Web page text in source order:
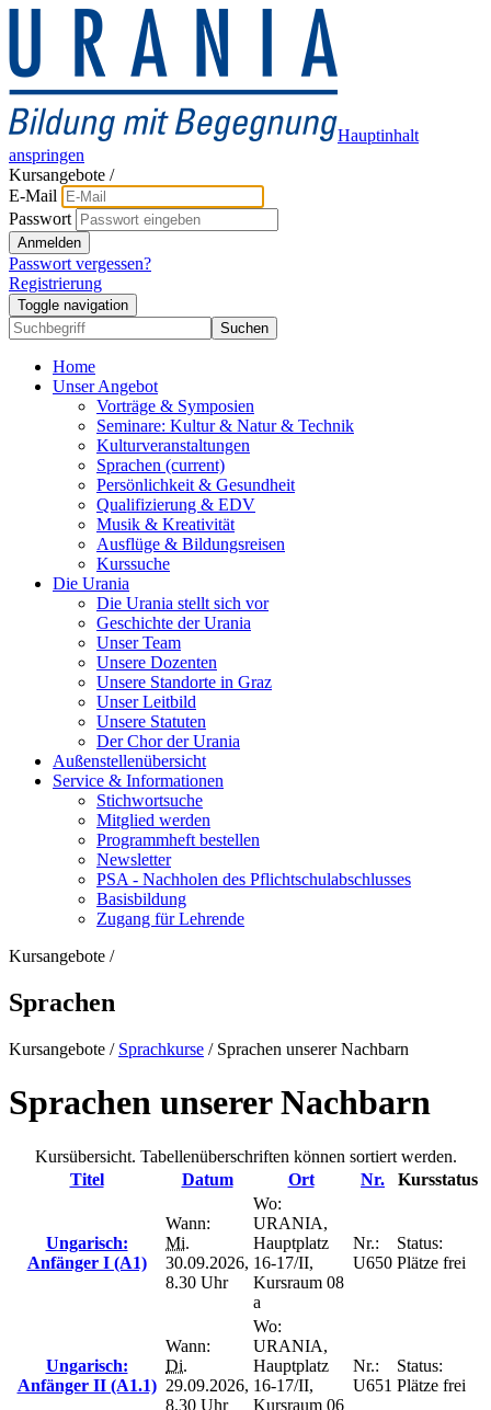
Hauptinhalt
anspringen
Kursangebote /
E-Mail
Passwort
Anmelden
Passwort vergessen?
Registrierung
Toggle navigation
Suchen
Home
Unser Angebot
Vorträge & Symposien
Seminare: Kultur & Natur & Technik
Kulturveranstaltungen
Sprachen (current)
Persönlichkeit & Gesundheit
Qualifizierung & EDV
Musik & Kreativität
Ausflüge & Bildungsreisen
Kurssuche
Die Urania
Die Urania stellt sich vor
Geschichte der Urania
Unser Team
Unsere Dozenten
Unsere Standorte in Graz
Unser Leitbild
Unsere Statuten
Der Chor der Urania
Außenstellenübersicht
Service & Informationen
Stichwortsuche
Mitglied werden
Programmheft bestellen
Newsletter
PSA - Nachholen des Pflichtschulabschlusses
Basisbildung
Zugang für Lehrende
Kursangebote /
Sprachen
Kursangebote / Sprachkurse / Sprachen unserer Nachbarn
Sprachen unserer Nachbarn
Kursübersicht. Tabellenüberschriften können sortiert werden.
Titel
Datum Ort Nr. Kursstatus
Ungarisch:
Anfänger I (A1)
Wann:
Mi.
30.09.2026,
8.30 Uhr
Wo:
URANIA,
Hauptplatz
16-17/II,
Kursraum 08
a
Nr.:
U650
Status:
Plätze frei
Ungarisch:
Anfänger II (A1.1)
Wann:
Di.
29.09.2026,
8.30 Uhr
Wo:
URANIA,
Hauptplatz
16-17/II,
Kursraum 06
Nr.:
U651
Status:
Plätze frei